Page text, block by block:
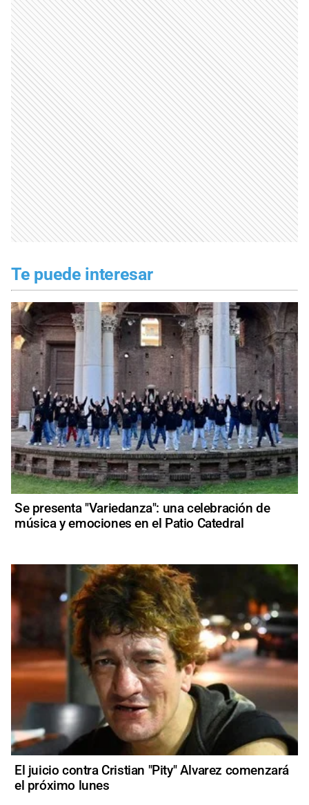
Te puede interesar
Se presenta "Variedanza": una celebración de
música y emociones en el Patio Catedral
El juicio contra Cristian "Pity" Alvarez comenzará
el próximo lunes